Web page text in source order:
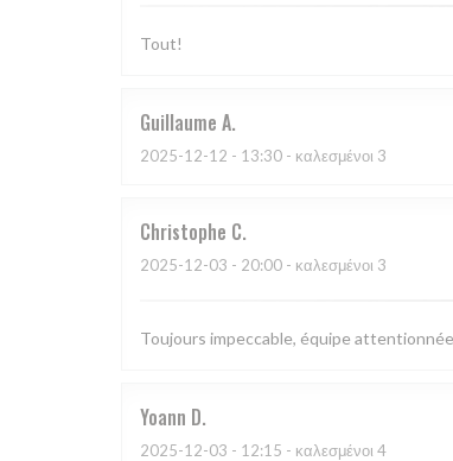
Tout!
Guillaume A
2025-12-12 - 13:30 - καλεσμένοι 3
Christophe C
2025-12-03 - 20:00 - καλεσμένοι 3
Toujours impeccable, équipe
Yoann D
2025-12-03 - 12:15 - καλεσμένοι 4